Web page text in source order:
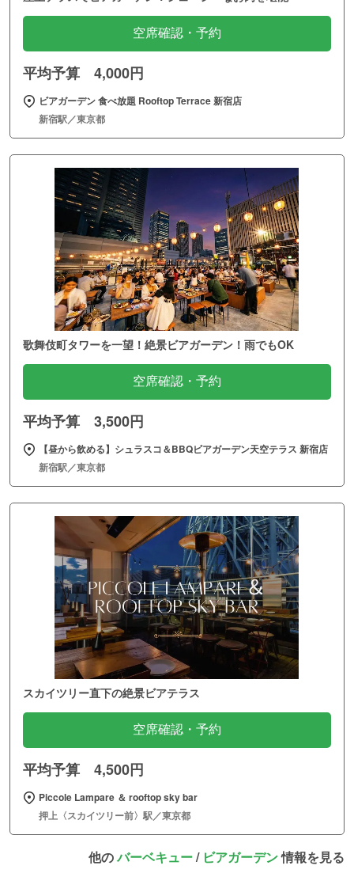
空席確認・予約
平均予算 4,000円
ビアガーデン 食べ放題 Rooftop Terrace 新宿店
新宿駅／東京都
歌舞伎町タワーを一望！絶景ビアガーデン！雨でもOK
空席確認・予約
平均予算 3,500円
【昼から飲める】シュラスコ＆BBQビアガーデン天空テラス 新宿店
新宿駅／東京都
スカイツリー直下の絶景ビアテラス
空席確認・予約
平均予算 4,500円
Piccole Lampare ＆ rooftop sky bar
押上〈スカイツリー前〉駅／東京都
他のバーベキュー/ ビアガーデン情報を見る